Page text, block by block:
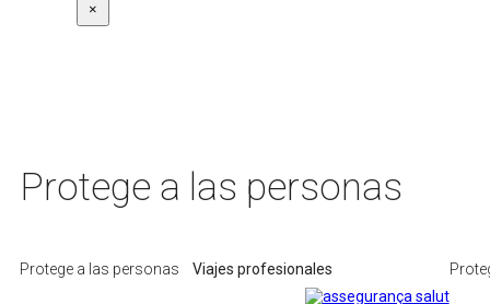
×
Protege a las personas
Protege a las personas Viajes profesionales